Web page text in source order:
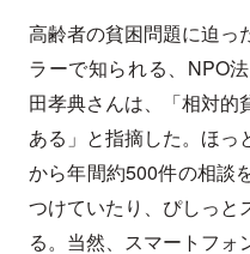
高齢者の貧困問題に迫っ
ラーで知られる、NPO
田孝典さんは、「相対的
ある」と指摘した。ほっ
から年間約500件の相談
つけていたり、ぴしっと
る。当然、スマートフォ